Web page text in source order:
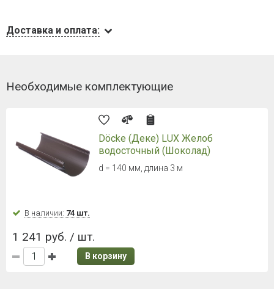
Доставка и оплата:
Необходимые комплектующие
Döcke (Деке) LUX Желоб
водосточный (Шоколад)
d = 140 мм, длина 3 м
В наличии: 74 шт.
1 241 руб. / шт.
В корзину